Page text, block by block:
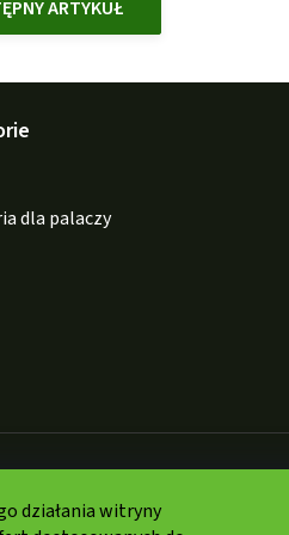
działania witryny
ARTYKUŁ
dla palaczy